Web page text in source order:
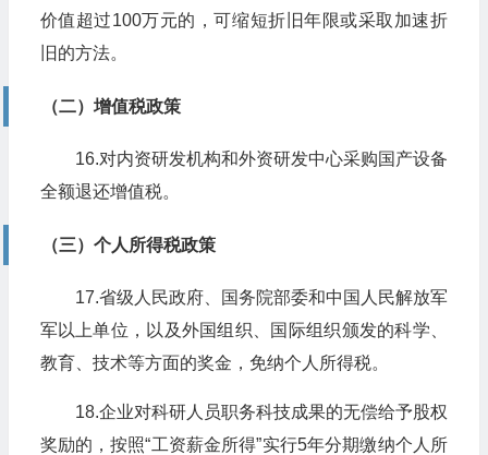
价值超过100万元的，可缩短折旧年限或采取加速折
旧的方法。
（二）增值税政策
16.对内资研发机构和外资研发中心采购国产设备
全额退还增值税。
（三）个人所得税政策
17.省级人民政府、国务院部委和中国人民解放军
军以上单位，以及外国组织、国际组织颁发的科学、
教育、技术等方面的奖金，免纳个人所得税。
18.企业对科研人员职务科技成果的无偿给予股权
奖励的，按照“工资薪金所得”实行5年分期缴纳个人所